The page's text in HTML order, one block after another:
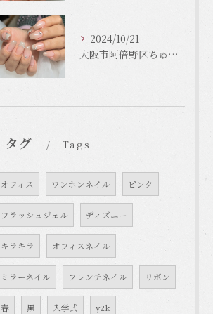
2024/10/21
大阪市阿倍野区ちゅるんネイルはLinonail
タグ Tags
オフィス ワンホンネイル ピンク
フラッシュジェル ディズニー
キラキラ オフィスネイル
ミラーネイル フレンチネイル リボン
春 黒 入学式 y2k